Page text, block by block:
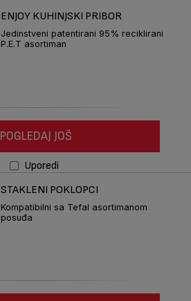
ENJOY KUHINJSKI PRIBOR
Jedinstveni patentirani 95% reciklirani
P.E.T asortiman
POGLEDAJ JOŠ
Uporedi
STAKLENI POKLOPCI
Kompatibilni sa Tefal asortimanom
posuđa